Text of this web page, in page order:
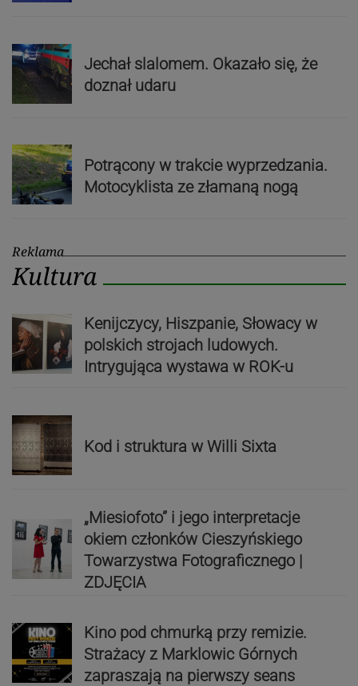
Jechał slalomem. Okazało się, że
doznał udaru
Potrącony w trakcie wyprzedzania.
Motocyklista ze złamaną nogą
Reklama
Kultura
Kenijczycy, Hiszpanie, Słowacy w
polskich strojach ludowych.
Intrygująca wystawa w ROK-u
Kod i struktura w Willi Sixta
„Miesiofoto” i jego interpretacje
okiem członków Cieszyńskiego
Towarzystwa Fotograficznego |
ZDJĘCIA
Kino pod chmurką przy remizie.
Strażacy z Marklowic Górnych
zapraszają na pierwszy seans